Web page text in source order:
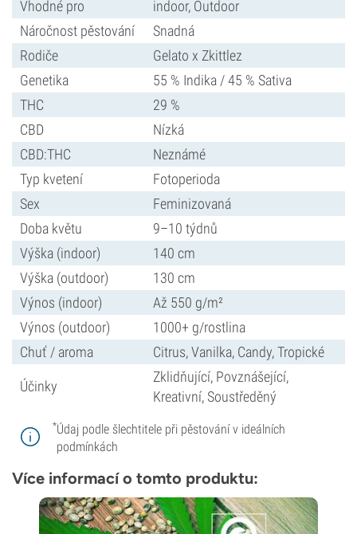
Vhodné pro
indoor, Outdoor
Náročnost pěstování
Snadná
Rodiče
Gelato x Zkittlez
Genetika
55 % Indika / 45 % Sativa
THC
29 %
CBD
Nízká
CBD:THC
Neznámé
Typ kvetení
Fotoperioda
Sex
Feminizovaná
Doba květu
9–10 týdnů
Výška (indoor)
140 cm
Výška (outdoor)
130 cm
Výnos (indoor)
Až 550 g/m²
Výnos (outdoor)
1000+ g/rostlina
Chuť / aroma
Citrus, Vanilka, Candy, Tropické
Účinky
Zklidňující, Povznášející,
Kreativní, Soustředěný
*Údaj podle šlechtitele při pěstování v ideálních
podmínkách
Více informací o tomto produktu: